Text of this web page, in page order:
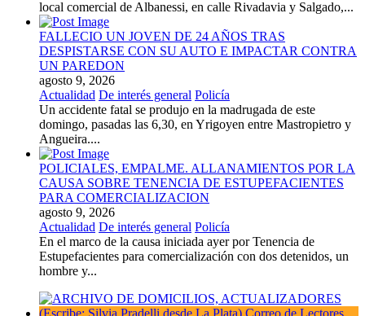
local comercial de Albanessi, en calle Rivadavia y Salgado,...
FALLECIO UN JOVEN DE 24 AÑOS TRAS
DESPISTARSE CON SU AUTO E IMPACTAR CONTRA
UN PAREDON
agosto 9, 2026
Actualidad De interés general Policía
Un accidente fatal se produjo en la madrugada de este
domingo, pasadas las 6,30, en Yrigoyen entre Mastropietro y
Angueira....
POLICIALES, EMPALME. ALLANAMIENTOS POR LA
CAUSA SOBRE TENENCIA DE ESTUPEFACIENTES
PARA COMERCIALIZACION
agosto 9, 2026
Actualidad De interés general Policía
En el marco de la causa iniciada ayer por Tenencia de
Estupefacientes para comercialización con dos detenidos, un
hombre y...